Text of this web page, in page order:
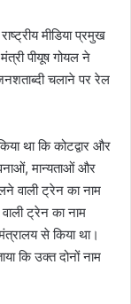
मीडिया प्रमुख
पीयूष गोयल ने
चलाने पर रेल
था कि कोटद्वार और
मान्यताओं और
वाली ट्रेन का नाम
ट्रेन का नाम
से किया था।
कि उक्त दोनों नाम